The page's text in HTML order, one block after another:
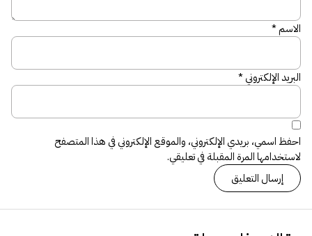
الاسم*
البريد الإلكتروني*
احفظ اسمي، بريدي الإلكتروني، والموقع الإلكتروني في هذا المتصفح
لاستخدامها المرة المقبلة في تعليقي.